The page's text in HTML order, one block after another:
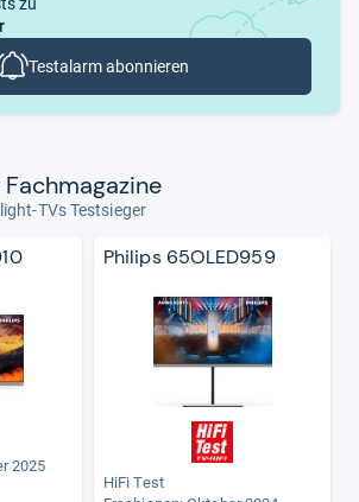
Testalarm abonnieren
TVs Testsieger
2025
Philips 65OLED959
HiFi Test